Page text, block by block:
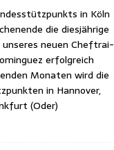
in Köln
die dies­jäh­ri­ge
neu­en Chef­trai­
erfolg­reich
Mona­ten wird die
in Han­no­ver,
(Oder)